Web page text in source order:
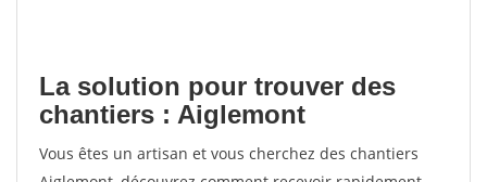
La solution pour trouver des
chantiers : Aiglemont
Vous êtes un artisan et vous cherchez des chantiers